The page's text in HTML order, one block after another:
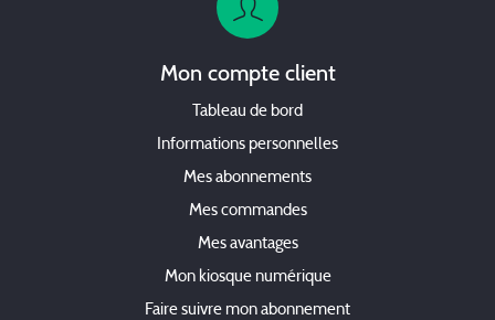
Mon compte client
Tableau de bord
Informations personnelles
Mes abonnements
Mes commandes
Mes avantages
Mon kiosque numérique
Faire suivre mon abonnement